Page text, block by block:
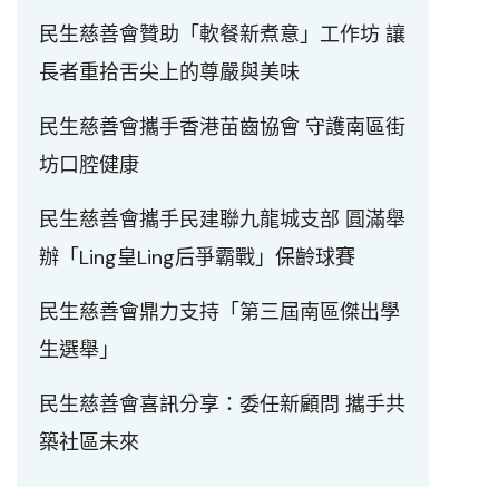
民生慈善會贊助「軟餐新煮意」工作坊 讓
長者重拾舌尖上的尊嚴與美味
民生慈善會攜手香港苗齒協會 守護南區街
坊口腔健康
民生慈善會攜手民建聯九龍城支部 圓滿舉
辦「Ling皇Ling后爭霸戰」保齡球賽
民生慈善會鼎力支持「第三屆南區傑出學
生選舉」
民生慈善會喜訊分享：委任新顧問 攜手共
築社區未來